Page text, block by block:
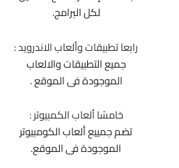
لكل البرامج.
رابعا تطبيقات وألعاب الاندرويد :
جميع التطبيقات والالعاب
الموجودة فى الموقع .
خامسًا ألعاب الكمبيوتر :
تضم جمييع ألعاب الكومبيوتر
الموجودة فى الموقع.